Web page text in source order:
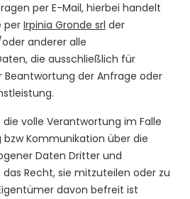
per E-Mail, hierbei handelt
per Irpinia Gronde srl der
anderer alle
die ausschließlich für
der Anfrage oder
volle Verantwortung im Falle
Kommunikation über die
Daten Dritter und
Recht, sie mitzuteilen oder zu
davon befreit ist